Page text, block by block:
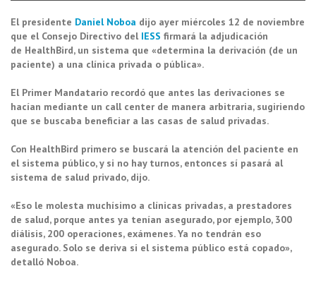
El presidente Daniel Noboa dijo ayer miércoles 12 de noviembre
que el Consejo Directivo del IESS firmará la adjudicación
de HealthBird, un sistema que «determina la derivación (de un
paciente) a una clínica privada o pública».
El Primer Mandatario recordó que antes las derivaciones se
hacían mediante un call center de manera arbitraria, sugiriendo
que se buscaba beneficiar a las casas de salud privadas.
Con HealthBird primero se buscará la atención del paciente en
el sistema público, y si no hay turnos, entonces sí pasará al
sistema de salud privado, dijo.
«Eso le molesta muchísimo a clínicas privadas, a prestadores
de salud, porque antes ya tenían asegurado, por ejemplo, 300
diálisis, 200 operaciones, exámenes. Ya no tendrán eso
asegurado. Solo se deriva si el sistema público está copado»,
detalló Noboa.